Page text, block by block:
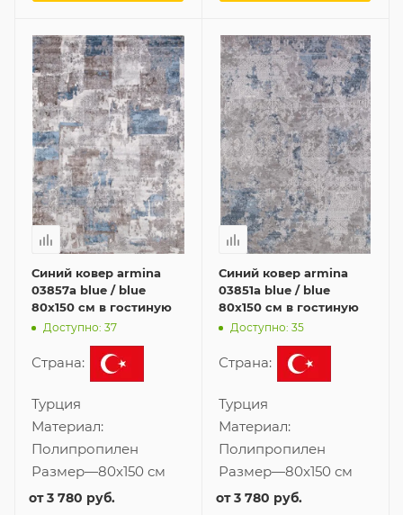
Синий ковер armina
03857a blue / blue
80x150 см в гостиную
Доступно: 37
Страна:
Турция
Материал:
Полипропилен
Размер—80x150 см
от3 780 руб.
Синий ковер armina
03851a blue / blue
80x150 см в гостиную
Доступно: 35
Страна:
Турция
Материал:
Полипропилен
Размер—80x150 см
от3 780 руб.